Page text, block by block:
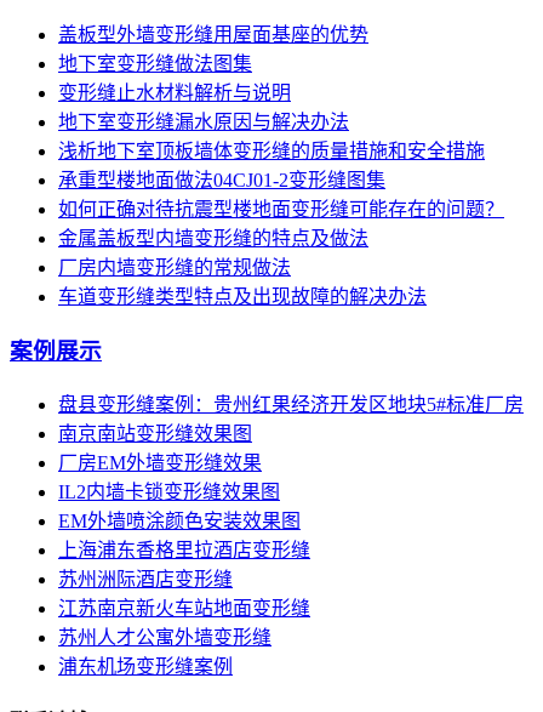
盖板型外墙变形缝用屋面基座的优势
地下室变形缝做法图集
变形缝止水材料解析与说明
地下室变形缝漏水原因与解决办法
浅析地下室顶板墙体变形缝的质量措施和安全措施
承重型楼地面做法04CJ01-2变形缝图集
如何正确对待抗震型楼地面变形缝可能存在的问题？
金属盖板型内墙变形缝的特点及做法
厂房内墙变形缝的常规做法
车道变形缝类型特点及出现故障的解决办法
案例展示
盘县变形缝案例：贵州红果经济开发区地块5#标准厂房
南京南站变形缝效果图
厂房EM外墙变形缝效果
IL2内墙卡锁变形缝效果图
EM外墙喷涂颜色安装效果图
上海浦东香格里拉酒店变形缝
苏州洲际酒店变形缝
江苏南京新火车站地面变形缝
苏州人才公寓外墙变形缝
浦东机场变形缝案例